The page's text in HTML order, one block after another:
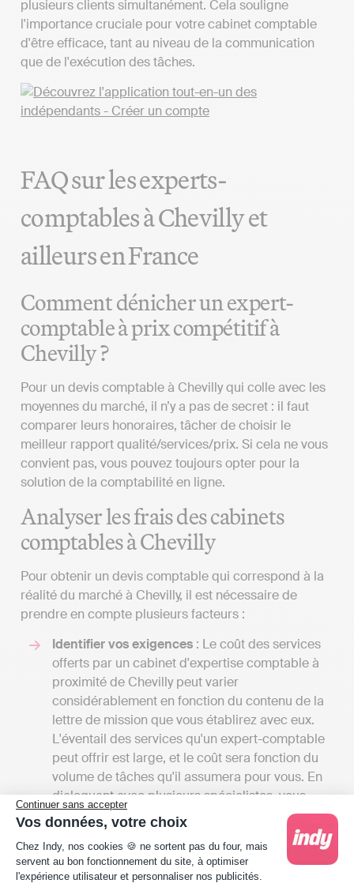
Continuer sans accepter
Vos données, votre choix
Plateforme de Gestion du Consentement :
Chez Indy, nos cookies 🍪 ne sortent pas du four, mais
servent au bon fonctionnement du site, à optimiser
l'expérience utilisateur et personnaliser nos publicités.
plusieurs clients simultanément. Cela souligne
l'importance cruciale pour votre cabinet comptable
d'être efficace, tant au niveau de la communication
que de l'exécution des tâches.
FAQ sur les experts-
comptables à Chevilly et
ailleurs en France
Comment dénicher un expert-
comptable à prix compétitif à
Chevilly ?
Pour un devis comptable à Chevilly qui colle avec les
moyennes du marché, il n’y a pas de secret : il faut
comparer leurs honoraires, tâcher de choisir le
meilleur rapport qualité/services/prix. Si cela ne vous
convient pas, vous pouvez toujours opter pour la
solution de la comptabilité en ligne.
Analyser les frais des cabinets
comptables à Chevilly
Pour obtenir un devis comptable qui correspond à la
réalité du marché à Chevilly, il est nécessaire de
prendre en compte plusieurs facteurs :
Identifier vos exigences : Le coût des services
offerts par un cabinet d'expertise comptable à
proximité de Chevilly peut varier
considérablement en fonction du contenu de la
lettre de mission que vous établirez avec eux.
L'éventail des services qu'un expert-comptable
peut offrir est large, et le coût sera fonction du
volume de tâches qu'il assumera pour vous. En
dialoguant avec plusieurs spécialistes, vous
aurez l'occasion de recevoir différents devis et
de comparer les tarifs en regard des services
offerts. Cela vous donnera aussi une vision
globale des différents services disponibles à